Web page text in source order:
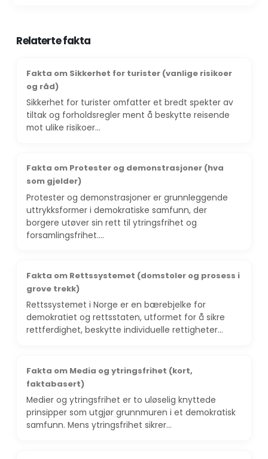
Relaterte fakta
Fakta om Sikkerhet for turister (vanlige risikoer
og råd)
Sikkerhet for turister omfatter et bredt spekter av
tiltak og forholdsregler ment å beskytte reisende
mot ulike risikoer…
Fakta om Protester og demonstrasjoner (hva
som gjelder)
Protester og demonstrasjoner er grunnleggende
uttrykksformer i demokratiske samfunn, der
borgere utøver sin rett til ytringsfrihet og
forsamlingsfrihet.…
Fakta om Rettssystemet (domstoler og prosess i
grove trekk)
Rettssystemet i Norge er en bærebjelke for
demokratiet og rettsstaten, utformet for å sikre
rettferdighet, beskytte individuelle rettigheter…
Fakta om Media og ytringsfrihet (kort,
faktabasert)
Medier og ytringsfrihet er to uløselig knyttede
prinsipper som utgjør grunnmuren i et demokratisk
samfunn. Mens ytringsfrihet sikrer…